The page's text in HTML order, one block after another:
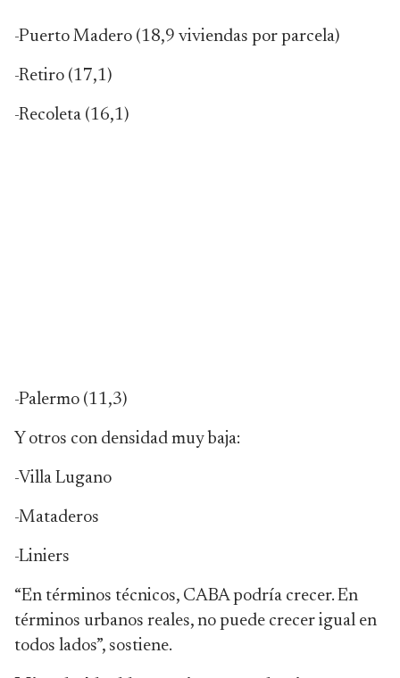
-Puerto Madero (18,9 viviendas por parcela)
-Retiro (17,1)
-Recoleta (16,1)
-Palermo (11,3)
Y otros con densidad muy baja:
-Villa Lugano
-Mataderos
-Liniers
“En términos técnicos, CABA podría crecer. En
términos urbanos reales, no puede crecer igual en
todos lados”, sostiene.